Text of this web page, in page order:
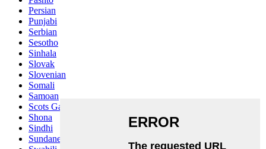
Persian
Punjabi
Serbian
Sesotho
Sinhala
Slovak
Slovenian
Somali
Samoan
Scots Gaelic
Shona
Sindhi
Sundanese